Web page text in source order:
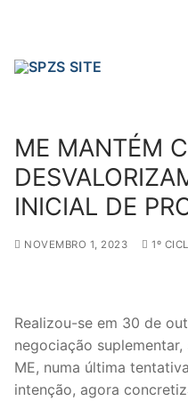
FENPROF CGTP-IN
sindicalização
Notícias
ME MANTÉM
INICIAL DE
NOVEMBRO 1, 2023 1º
Realizou-se em 30 de
negociação suplementar,
ME, numa última
intenção, agora